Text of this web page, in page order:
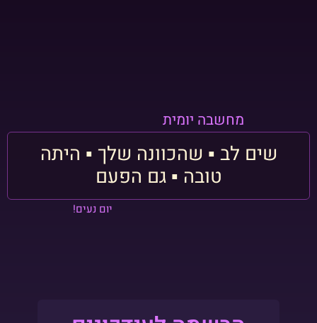
מחשבה יומית
שים לב ▪︎ שהכוונה שלך ▪︎ היתה
טובה ▪︎ גם הפעם
יום נעים!